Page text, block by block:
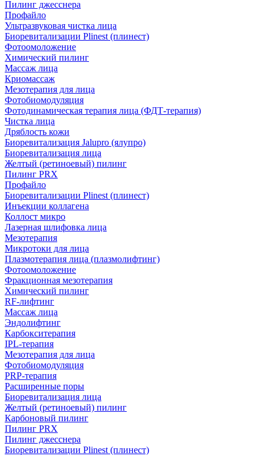
Пилинг джесснера
Профайло
Ультразвуковая чистка лица
Биоревитализации Plinest (плинест)
Фотоомоложение
Химический пилинг
Массаж лица
Криомассаж
Мезотерапия для лица
Фотобиомодуляция
Фотодинамическая терапия лица (ФДТ-терапия)
Чистка лица
Дряблость кожи
Биоревитализация Jalupro (ялупро)
Биоревитализация лица
Желтый (ретиноевый) пилинг
Пилинг PRX
Профайло
Биоревитализации Plinest (плинест)
Инъекции коллагена
Коллост микро
Лазерная шлифовка лица
Мезотерапия
Микротоки для лица
Плазмотерапия лица (плазмолифтинг)
Фотоомоложение
Фракционная мезотерапия
Химический пилинг
RF-лифтинг
Массаж лица
Эндолифтинг
Карбокситерапия
IPL‑терапия
Мезотерапия для лица
Фотобиомодуляция
PRP-терапия
Расширенные поры
Биоревитализация лица
Желтый (ретиноевый) пилинг
Карбоновый пилинг
Пилинг PRX
Пилинг джесснера
Биоревитализации Plinest (плинест)